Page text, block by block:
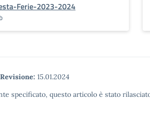
Ferie-2023-2024
Revisione: 15.01.2024
specificato, questo articolo è stato